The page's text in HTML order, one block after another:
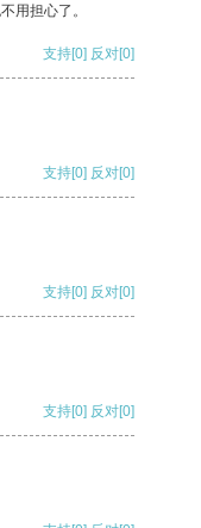
用担心了。
支持[0] 反对[0]
支持[0] 反对[0]
支持[0] 反对[0]
支持[0] 反对[0]